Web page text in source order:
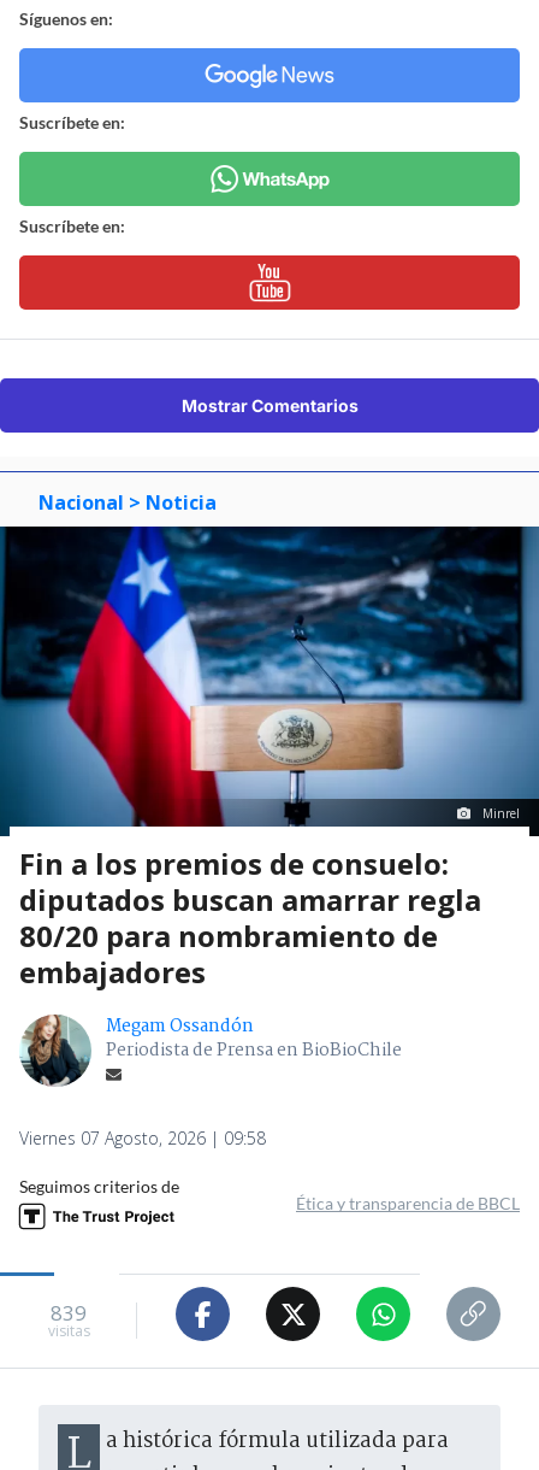
Síguenos en:
Suscríbete en:
Suscríbete en:
Mostrar Comentarios
Nacional > Noticia
Minrel
Fin a los premios de consuelo:
diputados buscan amarrar regla
80/20 para nombramiento de
embajadores
Megam Ossandón
Periodista de Prensa en BioBioChile
Viernes 07 Agosto, 2026 | 09:58
Seguimos criterios de
Ética y transparencia de BBCL
839
visitas
La histórica fórmula utilizada para